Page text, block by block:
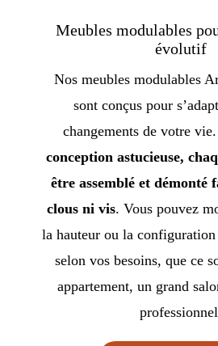
Meubles modulables
évolutif
Nos meubles modulables
sont conçus pour
changements de votre vie.
conception astucieuse,
être assemblé et démonté
clous ni vis. Vous pouvez
la hauteur ou la
selon vos besoins, que ce
appartement, un grand